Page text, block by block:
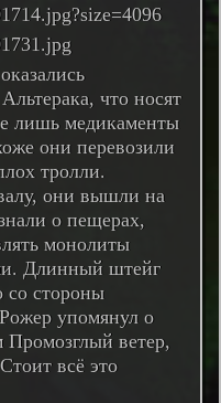
что носят
лишь медикаменты
они перевозили
тролли.
они вышли на
о пещерах,
монолиты
Длинный штейг
со стороны
упомянул о
Промозглый ветер,
всё это